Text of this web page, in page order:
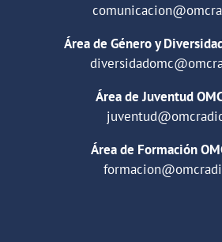
Área de Género y
Área de Juventud
Área de Formación